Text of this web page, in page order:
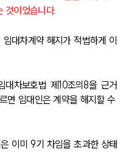
것이었습니다.
대차계약 해지가 적법하게 이
대차보호법 제10조의8을 근거
면 임대인은 계약을 해지할 수
이미 9기 차임을 초과한 상태